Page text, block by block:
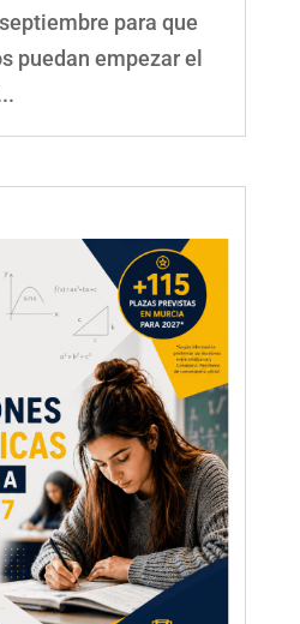
para que
puedan empezar el